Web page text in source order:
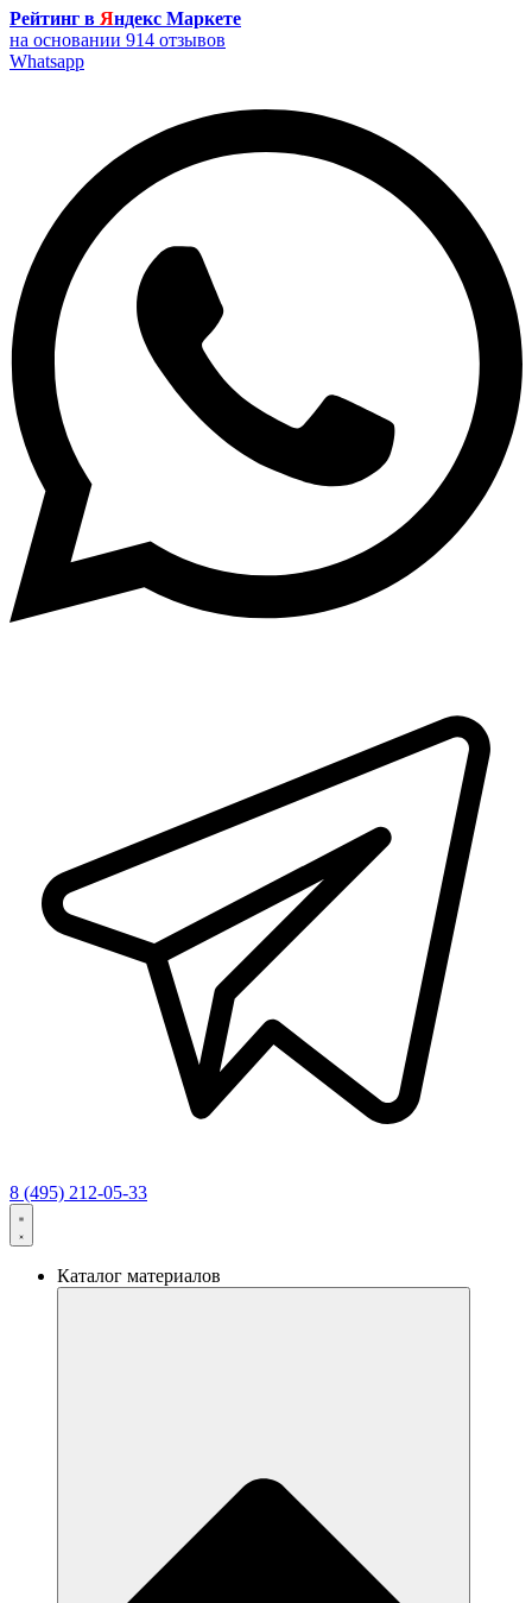
Рейтинг в Яндекс Маркете
на основании 914 отзывов
Whatsapp
8 (495) 212-05-33
Каталог материалов